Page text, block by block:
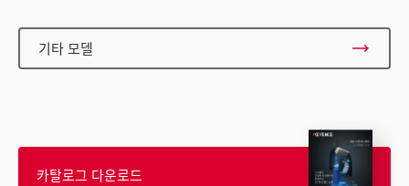
기타 모델
카탈로그 다운로드